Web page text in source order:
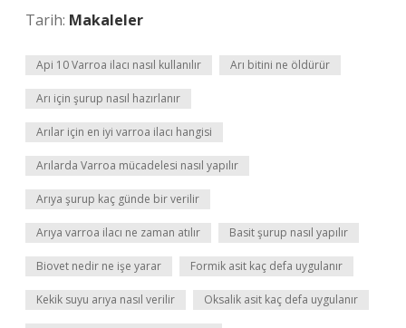
Tarih: Makaleler
Api 10 Varroa ilacı nasıl kullanılır Arı bitini ne öldürür
Arı için şurup nasıl hazırlanır
Arılar için en iyi varroa ilacı hangisi
Arılarda Varroa mücadelesi nasıl yapılır
Arıya şurup kaç günde bir verilir
Arıya varroa ilacı ne zaman atılır Basit şurup nasıl yapılır
Biovet nedir ne işe yarar Formik asit kaç defa uygulanır
Kekik suyu arıya nasıl verilir Oksalik asit kaç defa uygulanır